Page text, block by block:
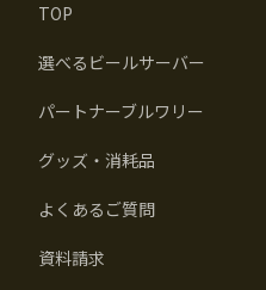
TOP
選べるビールサーバー
パートナーブルワリー
グッズ・消耗品
よくあるご質問
資料請求